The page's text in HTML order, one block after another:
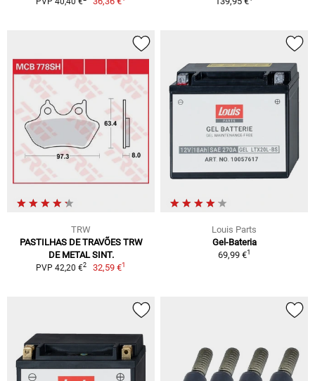
TRW
PASTILHAS DE TRAVÕES TRW
DE METAL SINT.
PVP 42,20 €2 32,59 €1
Louis Parts
Gel-Bateria
69,99 €1